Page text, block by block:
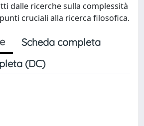
dalle ricerche sulla complessità
cruciali alla ricerca filosofica.
Scheda completa
(DC)